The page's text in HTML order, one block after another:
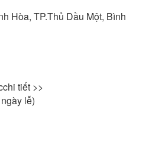
Hòa, TP.Thủ Dầu Một, Bình
chi tiết >>
lễ)